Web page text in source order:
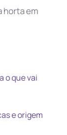
horta em
o que vai
e origem